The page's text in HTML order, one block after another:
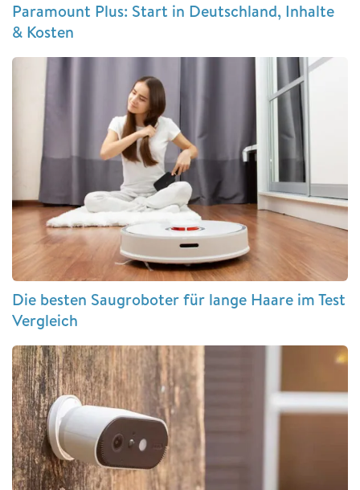
Paramount Plus: Start in Deutschland, Inhalte
& Kosten
Die besten Saugroboter für lange Haare im Test
Vergleich